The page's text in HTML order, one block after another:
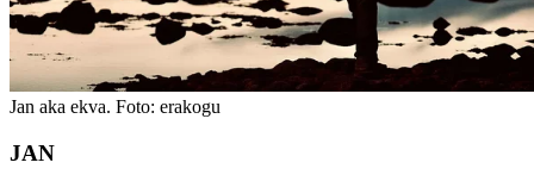
Jan aka ekva. Foto: erakogu
JAN